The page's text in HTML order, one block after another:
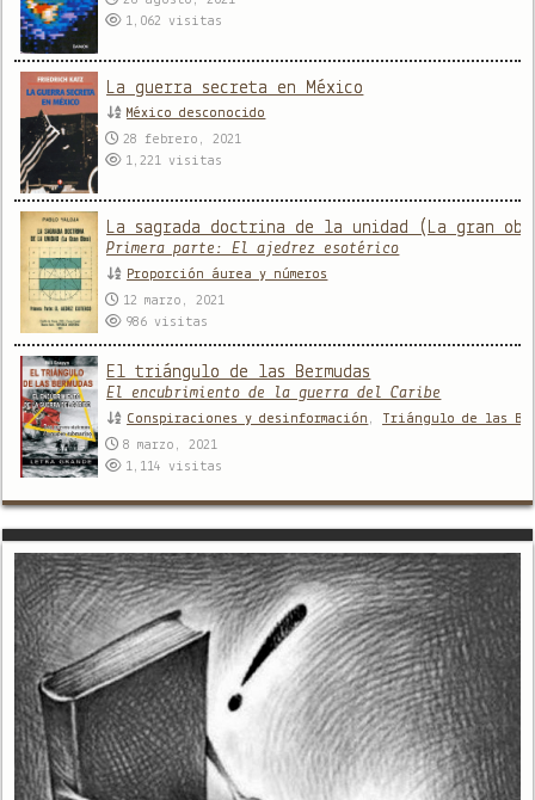
1,062visitas
La guerra secreta en México
México desconocido
28 febrero, 2021
1,221visitas
La sagrada doctrina de la unidad (La gran
Primera parte: El ajedrez esotérico
Proporción áurea y números
12 marzo, 2021
986visitas
El triángulo de las Bermudas
El encubrimiento de la guerra del Caribe
Conspiraciones y desinformación , Triángulo de las
8 marzo, 2021
1,114visitas